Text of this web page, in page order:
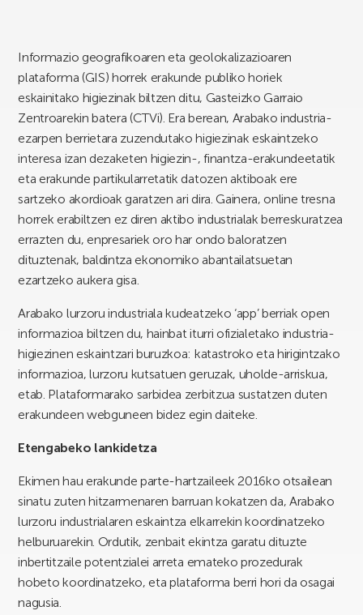
Informazio geografikoaren eta geolokalizazioaren
plataforma (GIS) horrek erakunde publiko horiek
eskainitako higiezinak biltzen ditu, Gasteizko Garraio
Zentroarekin batera (CTVi). Era berean, Arabako industria-
ezarpen berrietara zuzendutako higiezinak eskaintzeko
interesa izan dezaketen higiezin-, finantza-erakundeetatik
eta erakunde partikularretatik datozen aktiboak ere
sartzeko akordioak garatzen ari dira. Gainera, online tresna
horrek erabiltzen ez diren aktibo industrialak berreskuratzea
errazten du, enpresariek oro har ondo baloratzen
dituztenak, baldintza ekonomiko abantailatsuetan
ezartzeko aukera gisa.
Arabako lurzoru industriala kudeatzeko ‘app’ berriak open
informazioa biltzen du, hainbat iturri ofizialetako industria-
higiezinen eskaintzari buruzkoa: katastroko eta hirigintzako
informazioa, lurzoru kutsatuen geruzak, uholde-arriskua,
etab. Plataformarako sarbidea zerbitzua sustatzen duten
erakundeen webguneen bidez egin daiteke.
Etengabeko lankidetza
Ekimen hau erakunde parte-hartzaileek 2016ko otsailean
sinatu zuten hitzarmenaren barruan kokatzen da, Arabako
lurzoru industrialaren eskaintza elkarrekin koordinatzeko
helburuarekin. Ordutik, zenbait ekintza garatu dituzte
inbertitzaile potentzialei arreta emateko prozedurak
hobeto koordinatzeko, eta plataforma berri hori da osagai
nagusia.